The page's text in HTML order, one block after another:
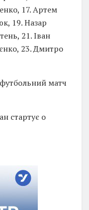
17. Артем
19. Назар
21. Іван
23. Дмитро
матч
стартує о